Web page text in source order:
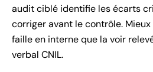
audit ciblé identifie les écarts
corriger avant le contrôle.
faille en interne que la voir
verbal CNIL.